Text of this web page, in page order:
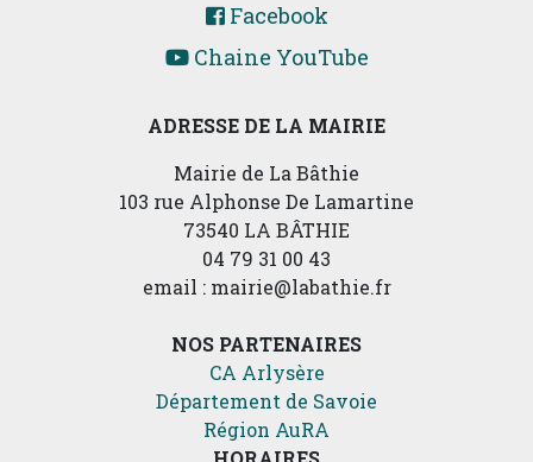
ADRESSE DE LA MAIRIE
Mairie de La Bâthie
103 rue Alphonse De Lamartine
73540 LA BÂTHIE
04 79 31 00 43
email : mairie@labathie.fr
NOS PARTENAIRES
CA Arlysère
Département de Savoie
Région AuRA
Facebook
Chaine YouTube